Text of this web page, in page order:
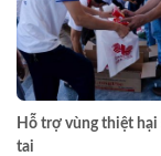
Hỗ trợ vùng thiệt hại
tai